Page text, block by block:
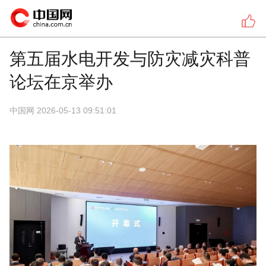
第五届水电开发与防灾减灾科普
论坛在京举办
中国网 2026-05-13 09:51:01